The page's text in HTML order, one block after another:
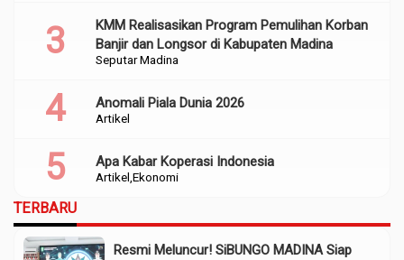
Seputar Madina
KMM Realisasikan Program Pemulihan Korban
Banjir dan Longsor di Kabupaten Madina
Artikel
Anomali Piala Dunia 2026
Artikel Ekonomi
Apa Kabar Koperasi Indonesia
TERBARU
Resmi Meluncur! SiBUNGO MADINA Siap